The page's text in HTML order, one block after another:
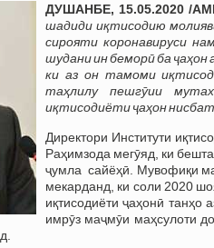
ДУШАНБЕ, 15.05.2020 /
шадиди иқтисодию
сирояти коронавируси
шудани ин беморӣба ҷаҳон
ки аз он тамоми
таҳлилу пешгӯии
иқтисодиёти ҷаҳон
Директори Институти
Раҳимзода мегӯяд, ки
ҷумла сайёҳӣ. Мувофиқи
мекарданд, ки соли 2020
иқтисодиёти ҷаҳонӣ
имрӯз маҷмӯи маҳсулоти